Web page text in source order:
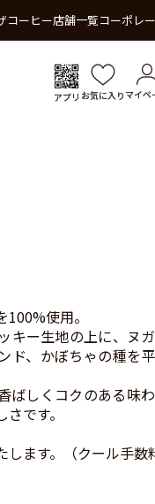
コーヒー店舗一覧コーポレ
アプリ お気に入り マイペ
使用。
キー生地の上に、ヌ
ド、かぼちゃの種を
ばしくコクのある味
です。
ます。（クール手数